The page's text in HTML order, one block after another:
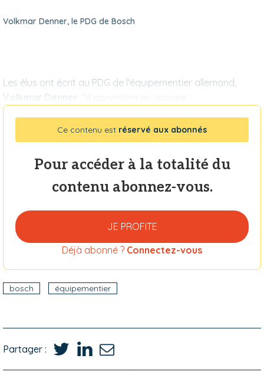
Volkmar Denner, le PDG de Bosch
Les élus ont écrit au PDG de l'équipementier allemand,
Volkmar Denner
. "
Ce contenu est réservé aux abonnés
Pour accéder à la totalité du
contenu abonnez-vous.
JE PROFITE
Déjà abonné ? Connectez-vous
bosch équipementier
Partager :